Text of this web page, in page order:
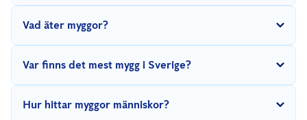
lite längre –tillräckligt länge för att hon ska hitta ett blodmål,
larverna i smältvatten på våren och utvecklas så småningom till
Vad äter myggor?
nektar för att få energi att flyga. Det är honorna som lever på
Var finns det mest mygg i Sverige?
nedre Dalälven. Där har det gjorts mätningar i över 20 år. Lokalt
Hur hittar myggor människor?